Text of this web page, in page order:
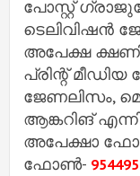
പോസ്റ്റ്
ടെലിവിഷന്‍
അപേക്ഷ
പ്രിന്റ്
ജേണലിസം,
ആങ്കറിങ്
അപേക്ഷാ
ഫോണ്‍-